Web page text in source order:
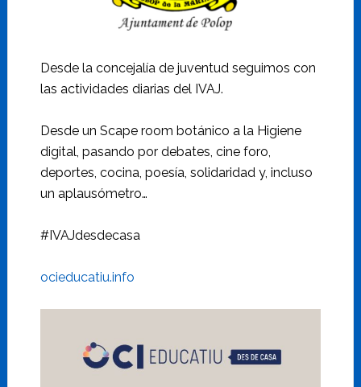
Desde la concejalía de juventud seguimos con
las actividades diarias del IVAJ.
Desde un Scape room botánico a la Higiene
digital, pasando por debates, cine foro,
deportes, cocina, poesía, solidaridad y, incluso
un aplausómetro…
#IVAJdesdecasa
ocieducatiu.info